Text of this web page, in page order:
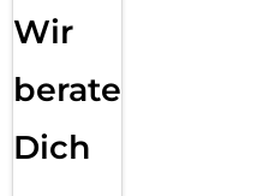
Wir
beraten
Dich